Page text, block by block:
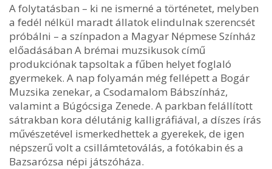
A folytatásban – ki ne ismerné a történetet, melyben
a fedél nélkül maradt állatok elindulnak szerencsét
próbálni – a színpadon a Magyar Népmese Színház
előadásában A brémai muzsikusok című
produkciónak tapsoltak a fűben helyet foglaló
gyermekek. A nap folyamán még fellépett a Bogár
Muzsika zenekar, a Csodamalom Bábszínház,
valamint a Búgócsiga Zenede. A parkban felállított
sátrakban kora délutánig kalligráfiával, a díszes írás
művészetével ismerkedhettek a gyerekek, de igen
népszerű volt a csillámtetoválás, a fotókabin és a
Bazsarózsa népi játszóháza.